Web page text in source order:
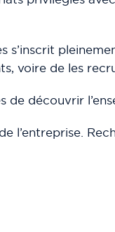
s’inscrit
voire de les
découvrir
l’entreprise.